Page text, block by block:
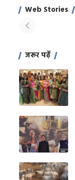
Web Stories
साहिल खान
जरूर पढ़ें